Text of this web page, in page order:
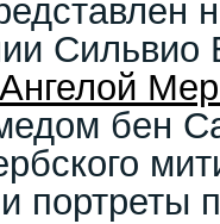
Сильвио
Ангелой
бен
портреты